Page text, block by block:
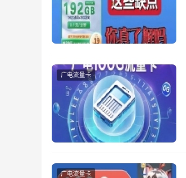
广电流量卡
广电流量卡